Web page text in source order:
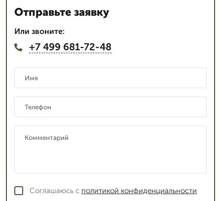
Отправьте заявку
Или звоните:
+7 499 681-72-48
Соглашаюсь с политикой конфиденциальности